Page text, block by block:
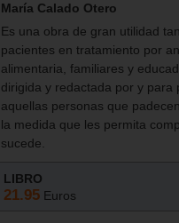
María Calado Otero
Es una obra de gran utilidad
pacientes en tratamiento por
alimentaria, familiares y
dirigida y redactada por y
aquellas personas que
la medida que les permita
sucede.
LIBRO
21.95 Euros